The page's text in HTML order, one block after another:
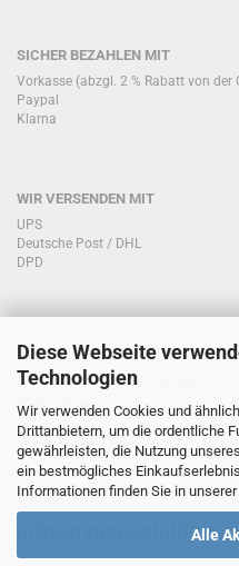
Diese Webseite
Technologien
Wir verwenden Cookies und
Drittanbietern, um die ordentliche
gewährleisten, die Nutzung
ein bestmögliches
Informationen finden Sie in unserer
Alle
SICHER BEZAHLEN MIT
Vorkasse (abzgl. 2 % Rabatt von der
Paypal
Klarna
WIR VERSENDEN MIT
UPS
Deutsche Post / DHL
DPD
KONTAKT KUNDENSERVICE
Sie haben Fragen zu unseren
Telefon:
0151/51760708
Email: